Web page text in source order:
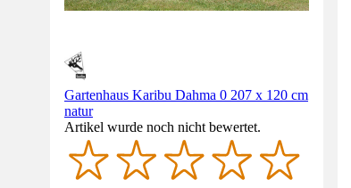
Gartenhaus Karibu Dahma 0 207 x 120 cm
natur
Artikel wurde noch nicht bewertet.